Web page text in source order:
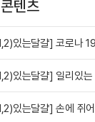
텐츠
있는달걀] 코로나
있는달걀] 일리있
있는달걀] 손에 쥐